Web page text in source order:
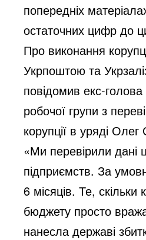
попередніх
остаточних цифр до
Про виконання
Укрпоштою та
повідомив екс-
робочої групи з
корупції в уряді
«Ми перевірили дані
підприємств. За
6 місяців. Те, скільки
бюджету просто
нанесла державі